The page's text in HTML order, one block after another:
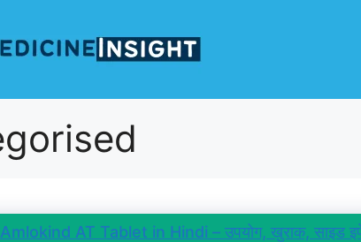
Amlokind AT Tablet in Hindi – उपयोग, खुराक, साइड